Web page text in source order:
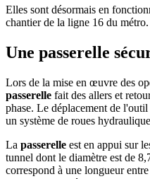
Elles sont désormais en
chantier de la ligne 16 du métro.
Une passerelle
Lors de la mise en œuvre des
passerelle fait des allers et
phase. Le déplacement de
un système de roues
La passerelle est en appui sur
tunnel dont le diamètre est de
correspond à une longueur